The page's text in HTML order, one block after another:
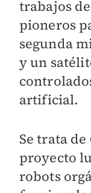
trabajos
pioneros
segunda
y un
artificial.
Se trata de
proyecto
robots